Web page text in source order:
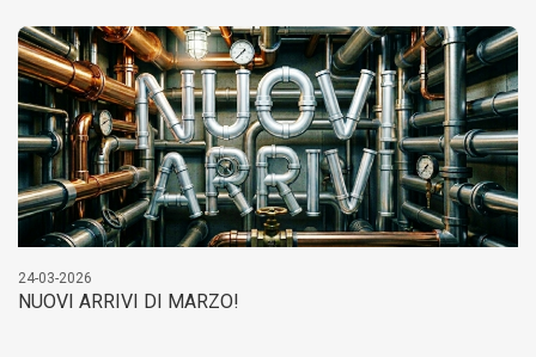
24-03-2026
NUOVI ARRIVI DI MARZO!